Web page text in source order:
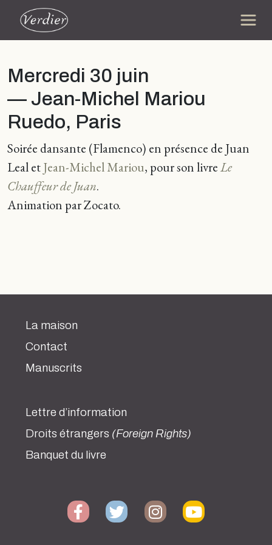
Mercredi 30 juin
— Jean-Michel Mariou
Ruedo, Paris
Soirée dansante (Flamenco) en présence de Juan
Leal etJean-Michel Mariou, pour son livreLe
Chauffeur de Juan.
Animation par Zocato.
La maison
Contact
Manuscrits
Lettre d’information
Droits étrangers (Foreign Rights)
Banquet du livre